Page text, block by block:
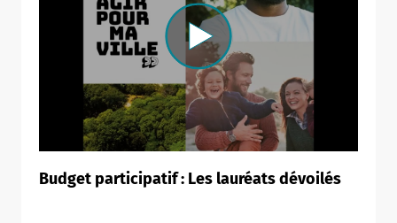
Budget participatif : Les lauréats dévoilés